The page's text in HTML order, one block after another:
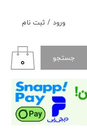
ورود / ثبت نام
جستجو ۰